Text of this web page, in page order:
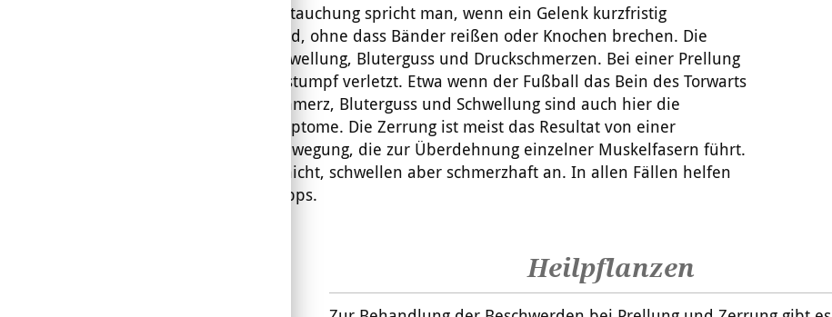
Von einer Verstauchung spricht man, wenn ein Gelenk kurzfristig
überdehnt wird, ohne dass Bänder reißen oder Knochen brechen. Die
Folge sind Schwellung, Bluterguss und Druckschmerzen. Bei einer Prellung
wird Gewebe stumpf verletzt. Etwa wenn der Fußball das Bein des Torwarts
trifft. Druckschmerz, Bluterguss und Schwellung sind auch hier die
typischen Symptome. Die Zerrung ist meist das Resultat von einer
ruckartigen Bewegung, die zur Überdehnung einzelner Muskelfasern führt.
Diese reißen nicht, schwellen aber schmerzhaft an. In allen Fällen helfen
unsere SOS-Tipps.
Heilpflanzen